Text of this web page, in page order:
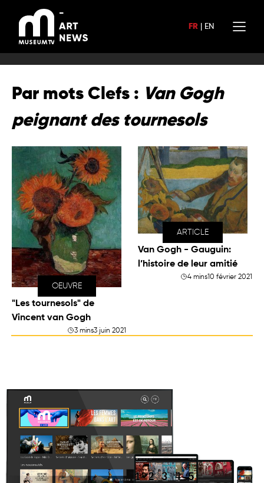
contenu
FR EN
Par mots Clefs : Van Gogh
peignant des tournesols
OEUVRE
"Les tournesols" de
Vincent van Gogh
3 mins3 juin 2021
ARTICLE
Van Gogh - Gauguin:
l’histoire de leur amitié
4 mins10 février 2021